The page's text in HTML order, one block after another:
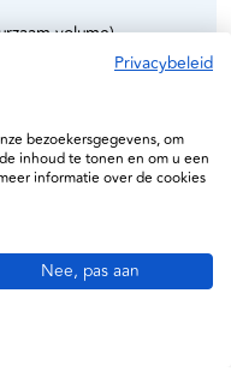
volume)
met geïntegreerde
Privacybeleid
bezoekersgegevens, om
inhoud te tonen en om u een
informatie over de cookies
Nee, pas aan